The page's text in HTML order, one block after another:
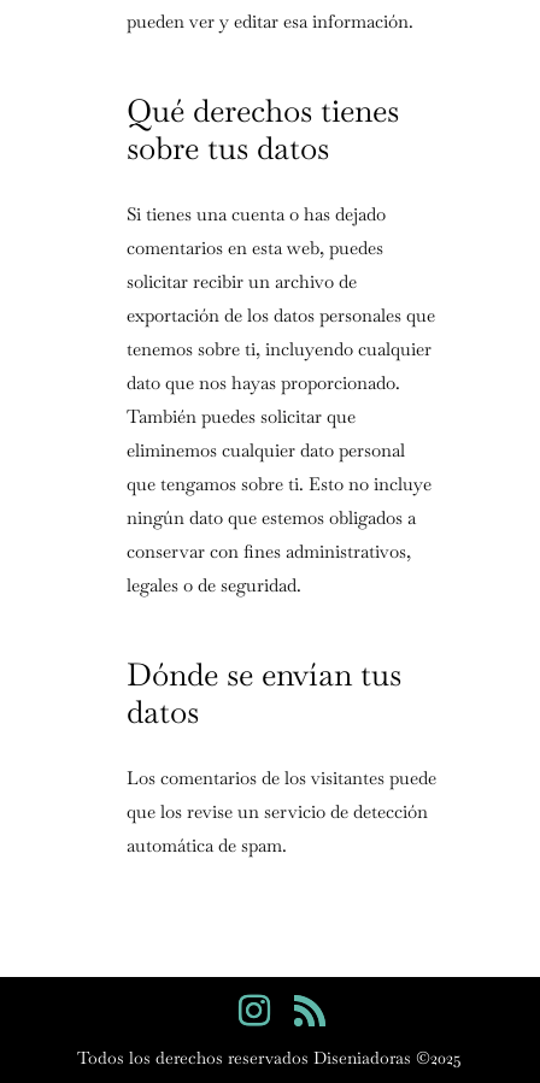
pueden ver y editar esa información.
Qué derechos tienes
sobre tus datos
Si tienes una cuenta o has dejado
comentarios en esta web, puedes
solicitar recibir un archivo de
exportación de los datos personales que
tenemos sobre ti, incluyendo cualquier
dato que nos hayas proporcionado.
También puedes solicitar que
eliminemos cualquier dato personal
que tengamos sobre ti. Esto no incluye
ningún dato que estemos obligados a
conservar con fines administrativos,
legales o de seguridad.
Dónde se envían tus
datos
Los comentarios de los visitantes puede
que los revise un servicio de detección
automática de spam.
Todos los derechos reservados Diseniadoras ©2025